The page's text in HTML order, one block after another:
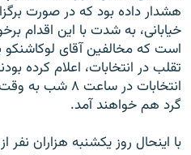
هشدار داده بود که در صورت
خیابانی، به شدت با این اقدام
است که مخالفین آقای لوکاشنکو
تقلب در انتخابات، اعلام کرده
انتخابات در
گرد هم خواهند آمد.
با اینحال روز یکشنبه هزاران نفر